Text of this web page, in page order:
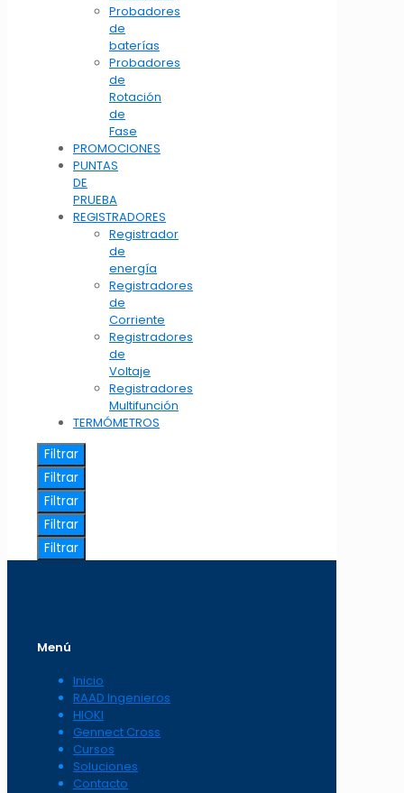
Probadores
de
baterías
Probadores
de
Rotación
de
Fase
PROMOCIONES
PUNTAS
DE
PRUEBA
REGISTRADORES
Registrador
de
energía
Registradores
de
Corriente
Registradores
de
Voltaje
Registradores
Multifunción
TERMÓMETROS
Filtrar
Filtrar
Filtrar
Filtrar
Filtrar
Menú
Inicio
RAAD Ingenieros
HIOKI
Gennect Cross
Cursos
Soluciones
Contacto